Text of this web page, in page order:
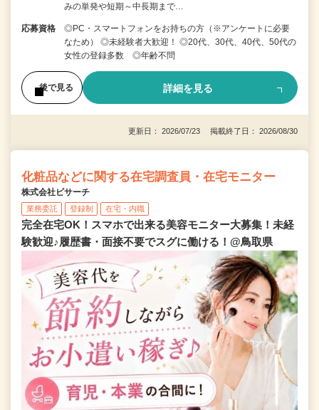
みの単発や短期～中長期まで…
応募資格
◎PC・スマートフォンをお持ちの方（※アンケートに必要
なため） ◎未経験者大歓迎！ ◎20代、30代、40代、50代の
女性の登録多数 ◎年齢不問
後で見る 詳細を見る
更新日： 2026/07/23 掲載終了日： 2026/08/30
化粧品などに関する在宅調査員・在宅モニター
株式会社ビサーチ
業務委託 登録制 在宅・内職
完全在宅OK！スマホで出来る美容モニター大募集！未経
験歓迎♪履歴書・面接不要でスグに働ける！@鳥取県